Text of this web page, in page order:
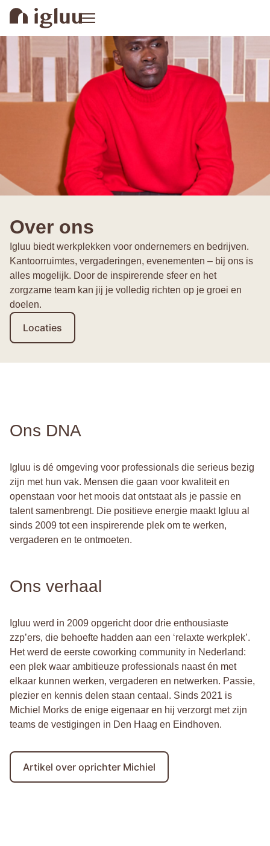
Over ons
Igluu biedt werkplekken voor ondernemers en bedrijven.
Kantoorruimtes, vergaderingen, evenementen – bij ons is
alles mogelijk. Door de inspirerende sfeer en het
zorgzame team kan jij je volledig richten op je groei en
doelen.
Locaties
Ons DNA
Igluu is dé omgeving voor professionals die serieus bezig
zijn met hun vak. Mensen die gaan voor kwaliteit en
openstaan voor het moois dat ontstaat als je passie en
talent samenbrengt. Die positieve energie maakt Igluu al
sinds 2009 tot een inspirerende plek om te werken,
vergaderen en te ontmoeten.
Ons verhaal
Igluu werd in 2009 opgericht door drie enthousiaste
zzp’ers, die behoefte hadden aan een ‘relaxte werkplek’.
Het werd de eerste coworking community in Nederland:
een plek waar ambitieuze professionals naast én met
elkaar kunnen werken, vergaderen en netwerken. Passie,
plezier en kennis delen staan centaal. Sinds 2021 is
Michiel Morks de enige eigenaar en hij verzorgt met zijn
teams de vestigingen in Den Haag en Eindhoven.
Artikel over oprichter Michiel